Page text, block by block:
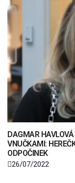
DAGMAR
VNUČKAMI:
ODPOČINEK
26/07/2022